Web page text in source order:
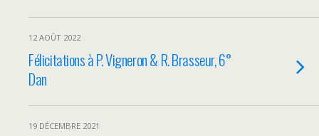
12 AOÛT 2022
Félicitations à P. Vigneron & R. Brasseur, 6°
Dan
19 DÉCEMBRE 2021